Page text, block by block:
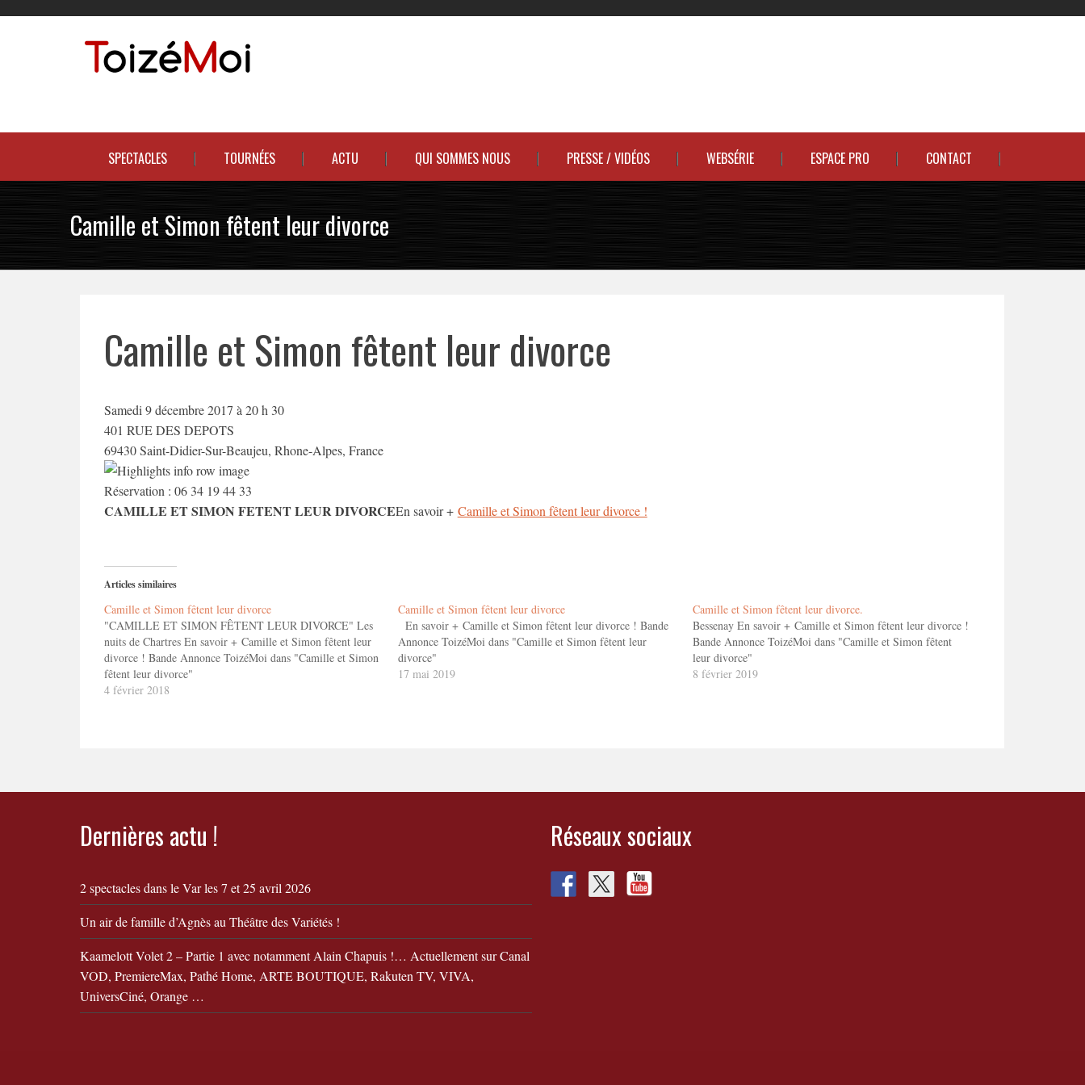
SPECTACLES TOURNÉES ACTU QUI SOMMES NOUS PRESSE / VIDÉOS WEBSÉRIE ESPACE PRO CONTACT
Camille et Simon fêtent leur divorce
Camille et Simon fêtent leur divorce
Samedi 9 décembre 2017 à 20 h 30
401 RUE DES DEPOTS
69430 Saint-Didier-Sur-Beaujeu, Rhone-Alpes, France
Réservation : 06 34 19 44 33
CAMILLE ET SIMON FETENT LEUR DIVORCEEn savoir + Camille et Simon fêtent leur divorce !
Articles similaires
Camille et Simon fêtent leur divorce
"CAMILLE ET SIMON FÊTENT LEUR DIVORCE" Les
nuits de Chartres En savoir + Camille et Simon fêtent leur
divorce ! Bande Annonce ToizéMoi dans "Camille et Simon
fêtent leur divorce"
4 février 2018
Camille et Simon fêtent leur divorce
En savoir + Camille et Simon fêtent leur divorce ! Bande
Annonce ToizéMoi dans "Camille et Simon fêtent leur
divorce"
17 mai 2019
Camille et Simon fêtent leur divorce.
Bessenay En savoir + Camille et Simon fêtent leur divorce !
Bande Annonce ToizéMoi dans "Camille et Simon fêtent
leur divorce"
8 février 2019
Dernières actu !
2 spectacles dans le Var les 7 et 25 avril 2026
Un air de famille d’Agnès au Théâtre des Variétés !
Kaamelott Volet 2 – Partie 1 avec notamment Alain Chapuis !… Actuellement sur Canal
VOD, PremiereMax, Pathé Home, ARTE BOUTIQUE, Rakuten TV, VIVA,
UniversCiné, Orange …
Réseaux sociaux